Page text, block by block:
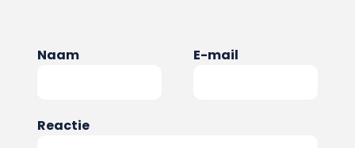
Naam E-mail
Reactie